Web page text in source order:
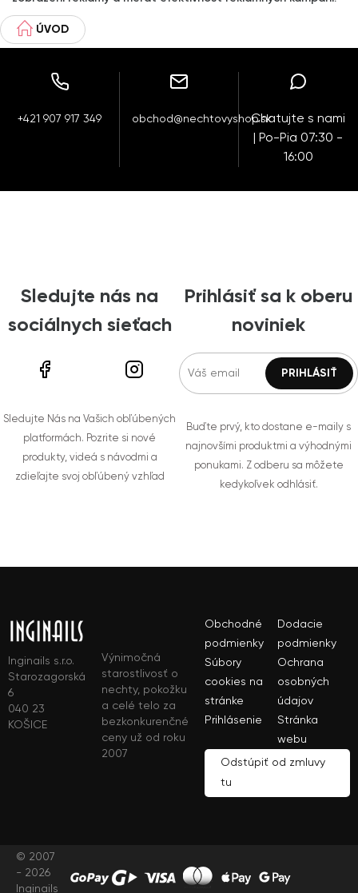
ÚVOD
+421 907 917 349 obchod@nechtovyshop.skChatujte s nami
| Po-Pia 07:30 -
16:00
Sledujte nás na
sociálnych sieťach
Sledujte Nás na Vašich obľúbených
platformách. Pozrite si nové
produkty, videá s návodmi a
zdieľajte svoj obľúbený vzhľad
Prihlásiť sa k oberu
noviniek
Buďte prvý, kto dostane e-maily s
najnovšími produktmi a výhodnými
ponukami. Z odberu sa môžete
kedykoľvek odhlásiť.
Inginails s.r.o.
Starozagorská
6
040 23
KOŠICE
Výnimočná
starostlivosť o
nechty, pokožku
a celé telo za
bezkonkurenčné
ceny už od roku
2007
Obchodné
podmienky
Dodacie
podmienky
Súbory
cookies na
stránke
Ochrana
osobných
údajov
Prihlásenie
Stránka
webu
Odstúpiť od zmluvy
tu
© 2007
- 2026
Inginails